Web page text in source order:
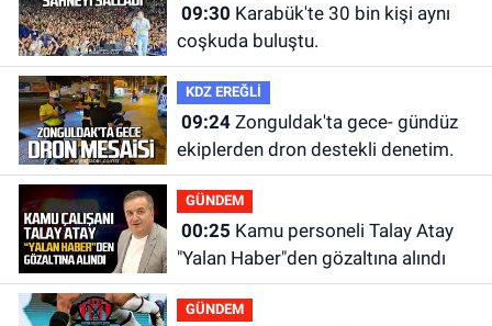
09:30
coşkuda buluştu.
KDZ EREĞLİ
09:24Zonguldak'ta gece- gündüz
ekiplerden dron destekli denetim.
GÜNDEM
00:25
"Yalan Haber"den gözaltına alındı
GÜNDEM